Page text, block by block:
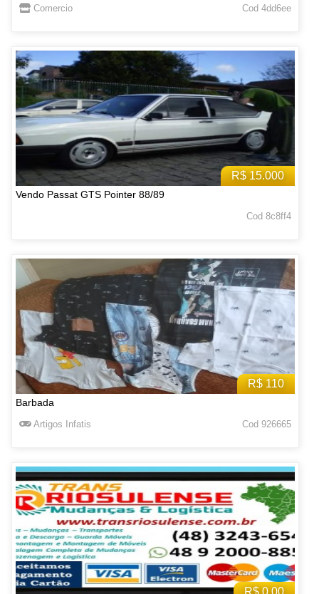
Comercio Cod 4dd6ee
R$ 15.000
Vendo Passat GTS Pointer 88/89
Cod 8c8ff4
R$ 110
Barbada
Artigos Infatis Cod 926665